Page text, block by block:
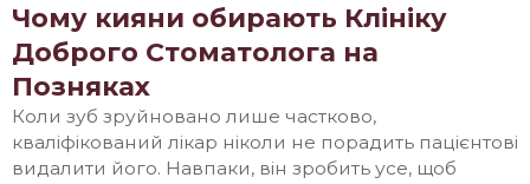
Чому кияни обирають Клініку
Доброго Стоматолога на
Позняках
Коли зуб зруйновано лише частково,
кваліфікований лікар ніколи не порадить пацієнтові
видалити його. Навпаки, він зробить усе, щоб